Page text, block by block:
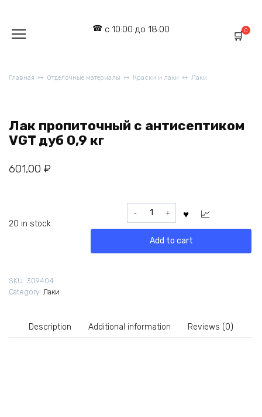
содержанию
с 10:00 до 18:00 0
Главная Отделочные материалы Краски и лаки Лаки
Лак пропиточный с антисептиком
VGT дуб 0,9 кг
601,00 ₽
20 in stock
пропиточный
антисептиком
Add to cart
SKU: 309404
Category: Лаки
Description Additional information Reviews (0)